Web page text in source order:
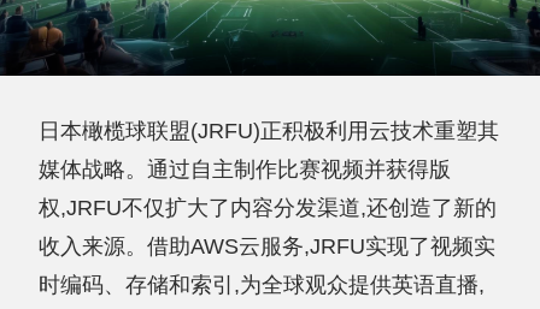
日本橄榄球联盟(JRFU)正积极利用云技术重塑其
媒体战略。通过自主制作比赛视频并获得版
权,JRFU不仅扩大了内容分发渠道,还创造了新的
收入来源。借助AWS云服务,JRFU实现了视频实
时编码、存储和索引,为全球观众提供英语直播,